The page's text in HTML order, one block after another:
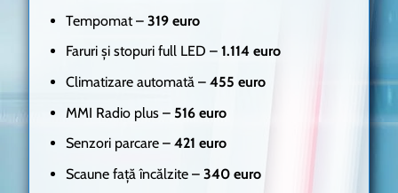
Tempomat – 319 euro
Faruri și stopuri full LED – 1.114 euro
Climatizare automată – 455 euro
MMI Radio plus – 516 euro
Senzori parcare – 421 euro
Scaune față încălzite – 340 euro